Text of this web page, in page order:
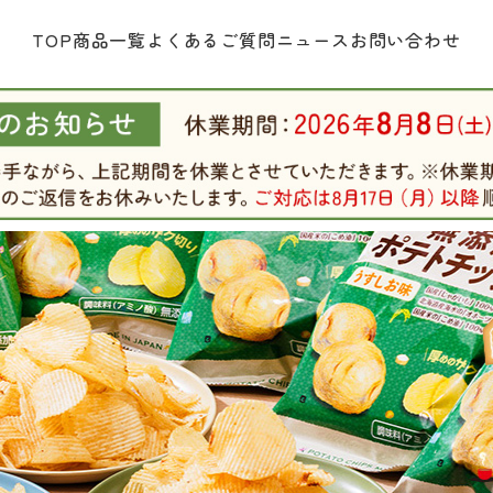
TOP商品一覧よくあるご質問ニュース お問い合わせ